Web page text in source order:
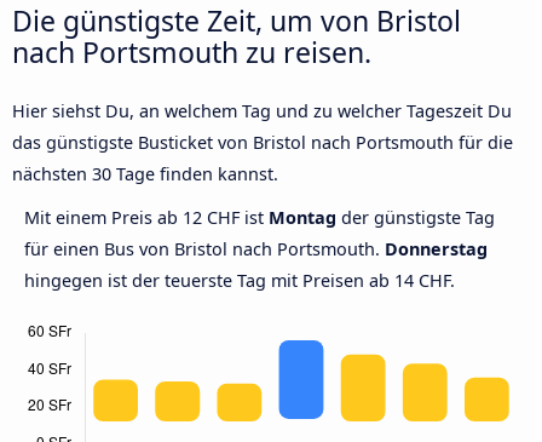
Die günstigste Zeit, um von Bristol
nach Portsmouth zu reisen.
Hier siehst Du, an welchem Tag und zu welcher Tageszeit Du
das günstigste Busticket von Bristol nach Portsmouth für die
nächsten 30 Tage finden kannst.
Mit einem Preis ab 12 CHF ist Montag der günstigste Tag
für einen Bus von Bristol nach Portsmouth. Donnerstag
hingegen ist der teuerste Tag mit Preisen ab 14 CHF.